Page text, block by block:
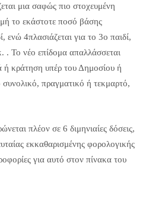
μια σαφώς πιο στοχευμένη
το εκάστοτε ποσό βάσης
ενώ 4πλασιάζεται για το 3ο παιδί,
. Το νέο επίδομα απαλλάσσεται
κράτηση υπέρ του Δημοσίου ή
συνολικό, πραγματικό ή τεκμαρτό,
πλέον σε 6 διμηνιαίες δόσεις,
εκκαθαρισμένης φορολογικής
για αυτό στον πίνακα του